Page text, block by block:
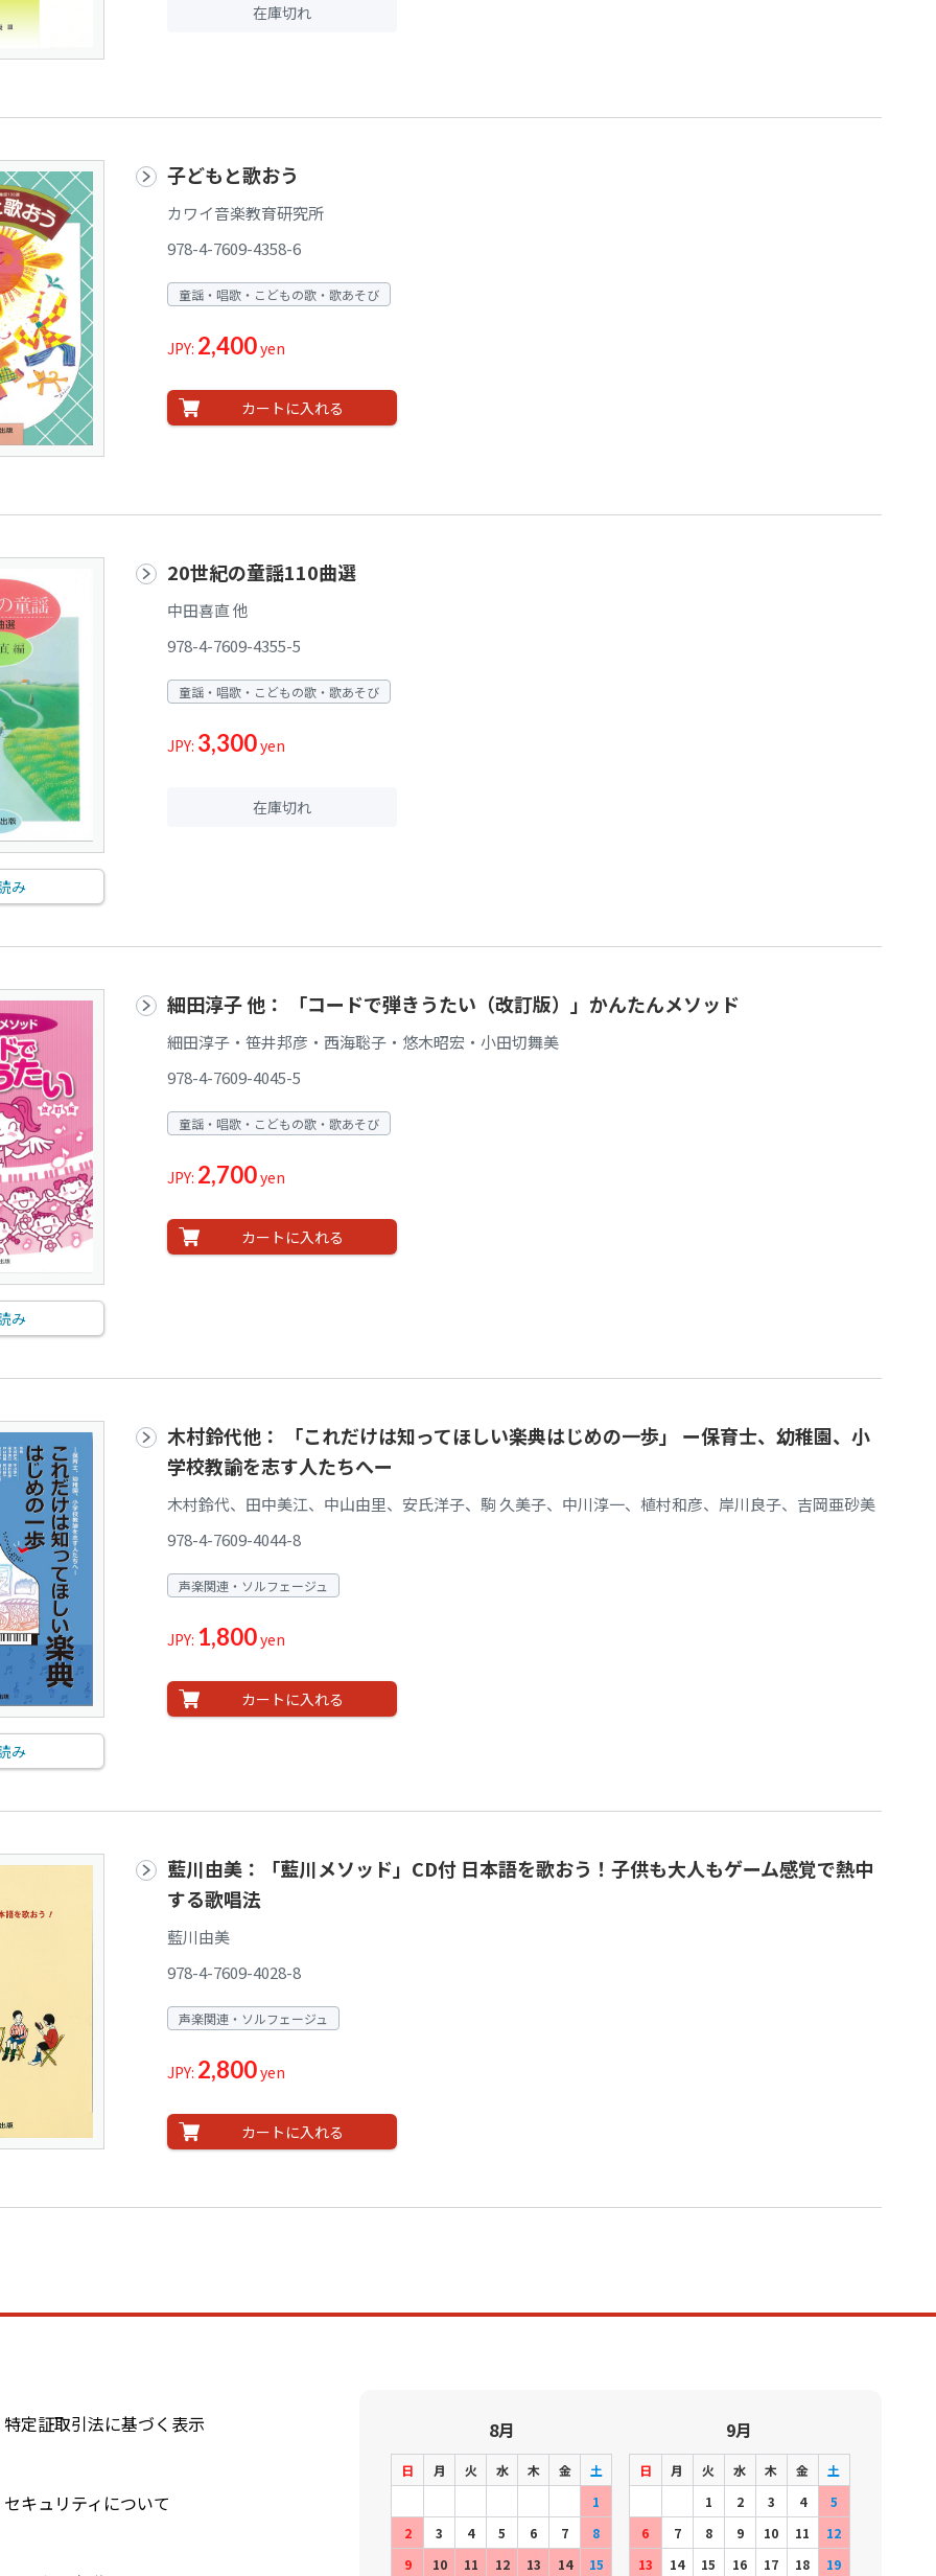
在庫切れ
子どもと歌おう
カワイ音楽教育研究所
978-4-7609-4358-6
童謡・唱歌・こどもの歌・歌あそび
JPY: 2,400yen
カートに入れる
み
20世紀の童謡110曲選
中田喜直 他
978-4-7609-4355-5
童謡・唱歌・こどもの歌・歌あそび
JPY: 3,300yen
在庫切れ
み
細田淳子 他： 「コードで弾きうたい（改訂版）」かんたんメソッド
細田淳子・笹井邦彦・西海聡子・悠木昭宏・小田切舞美
978-4-7609-4045-5
童謡・唱歌・こどもの歌・歌あそび
JPY: 2,700yen
カートに入れる
み
木村鈴代他： 「これだけは知ってほしい楽典はじめの一歩」 ー保育士、幼稚園、小
学校教諭を志す人たちへー
木村鈴代、田中美江、中山由里、安氏洋子、駒 久美子、中川淳一、植村和彦、岸川良子、吉岡亜砂美
978-4-7609-4044-8
声楽関連・ソルフェージュ
JPY: 1,800yen
カートに入れる
藍川由美：「藍川メソッド」CD付 日本語を歌おう！子供も大人もゲーム感覚で熱中
する歌唱法
藍川由美
978-4-7609-4028-8
声楽関連・ソルフェージュ
JPY: 2,800yen
カートに入れる
特定証取引法に基づく表示
セキュリティについて
8月
日 月 火 水 木 金
土
1
2
3 4 5 6 7
8
9
10 11 12 13 14 15
9月
日 月 火 水 木 金
土
1
2 3 4
5
6
7 8 9 10 11
12
13
14 15 16 17 18 19